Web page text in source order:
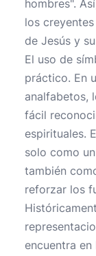
hombres".
los
de Jesús y
El uso de
práctico. En
analfabetos,
fácil
espirituales.
solo como
también
reforzar los
encuentra